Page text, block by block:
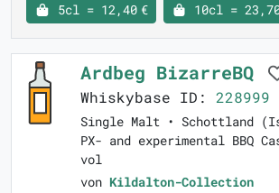
5cl = 12,40 € 10cl =
Ardbeg BizarreBQ
Whiskybase ID: 228999
Single Malt • Schottland
PX- and experimental BBQ
vol
von Kildalton-Collection